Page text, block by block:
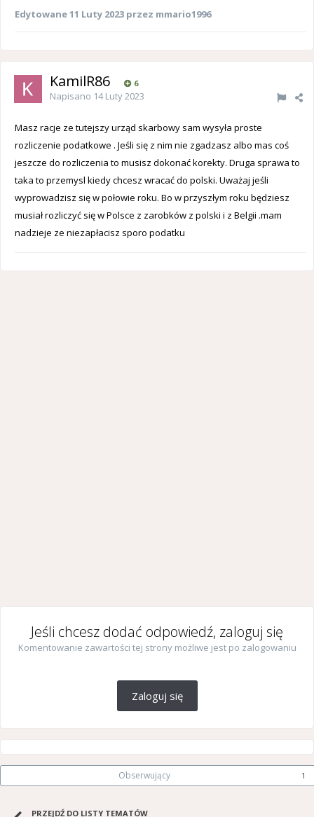
Edytowane11 Luty 2023 przez mmario1996
KamilR86 6
Napisano 14 Luty 2023
Masz racje ze tutejszy urząd skarbowy sam wysyła proste
rozliczenie podatkowe . Jeśli się z nim nie zgadzasz albo mas coś
jeszcze do rozliczenia to musisz dokonać korekty. Druga sprawa to
taka to przemysl kiedy chcesz wracać do polski. Uważaj jeśli
wyprowadzisz się w połowie roku. Bo w przyszłym roku będziesz
musiał rozliczyć się w Polsce z zarobków z polski i z Belgii .mam
nadzieje ze niezapłacisz sporo podatku
Jeśli chcesz dodać odpowiedź, zaloguj się
Komentowanie zawartości tej strony możliwe jest po zalogowaniu
Zaloguj się
Obserwujący 1
PRZEJDŹ DO LISTY TEMATÓW